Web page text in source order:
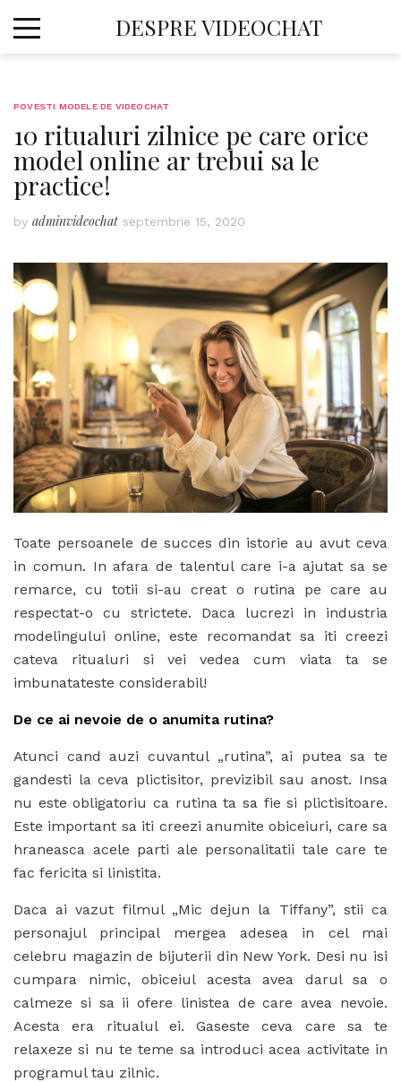
DESPRE VIDEOCHAT
POVESTI MODELE DE VIDEOCHAT
10 ritualuri zilnice pe care orice
model online ar trebui sa le
practice!
by adminvideochat septembrie 15, 2020
Toate persoanele de succes din istorie au avut ceva
in comun. In afara de talentul care i-a ajutat sa se
remarce, cu totii si-au creat o rutina pe care au
respectat-o cu strictete. Daca lucrezi in industria
modelingului online, este recomandat sa iti creezi
cateva ritualuri si vei vedea cum viata ta se
imbunatateste considerabil!
De ce ai nevoie de o anumita rutina?
Atunci cand auzi cuvantul „rutina”, ai putea sa te
gandesti la ceva plictisitor, previzibil sau anost. Insa
nu este obligatoriu ca rutina ta sa fie si plictisitoare.
Este important sa iti creezi anumite obiceiuri, care sa
hraneasca acele parti ale personalitatii tale care te
fac fericita si linistita.
Daca ai vazut filmul „Mic dejun la Tiffany”, stii ca
personajul principal mergea adesea in cel mai
celebru magazin de bijuterii din New York. Desi nu isi
cumpara nimic, obiceiul acesta avea darul sa o
calmeze si sa ii ofere linistea de care avea nevoie.
Acesta era ritualul ei. Gaseste ceva care sa te
relaxeze si nu te teme sa introduci acea activitate in
programul tau zilnic.